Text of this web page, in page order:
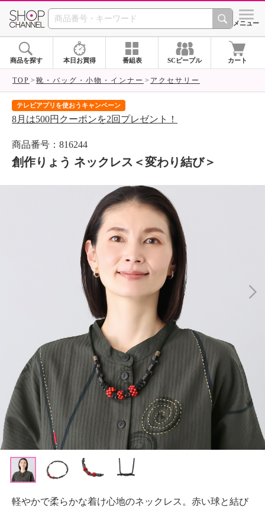
SHOP CHANNEL シメニュー
商品を探す 本日お買得 番組表 SCピープル カート
TOP 靴・バッグ・小物・インナー アクセサリー
テレビアプリを使おうキャンペーン
8月は500円クーポンを2回プレゼント！
商品番号：816244
創作りょう ネックレス＜変わり結び＞
軽やかで柔らかな着け心地のネックレス。赤い球と結び